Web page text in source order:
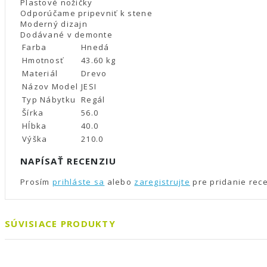
Plastové nožičky
Odporúčame pripevniť k stene
Moderný dizajn
Dodávané v demonte
Farba
Hnedá
Hmotnosť
43.60 kg
Materiál
Drevo
Názov Model JESI
Typ Nábytku
Regál
Šírka
56.0
Hĺbka
40.0
Výška
210.0
NAPÍSAŤ RECENZIU
Prosím prihláste sa alebo zaregistrujte pre pridanie
SÚVISIACE PRODUKTY